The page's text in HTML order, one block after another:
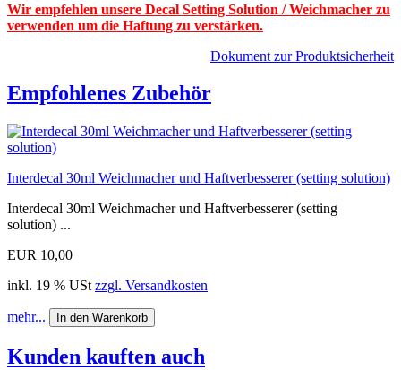
Wir empfehlen unsere Decal Setting Solution / Weichmacher zu
verwenden um die Haftung zu verstärken.
Dokument zur Produktsicherheit
Empfohlenes Zubehör
Interdecal 30ml Weichmacher und Haftverbesserer (setting solution)
Interdecal 30ml Weichmacher und Haftverbesserer (setting
solution) ...
EUR 10,00
inkl. 19 % USt zzgl. Versandkosten
mehr... In den Warenkorb
Kunden kauften auch